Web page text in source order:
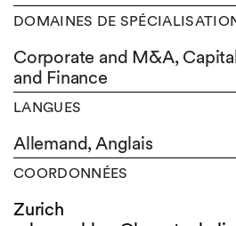
DOMAINES DE
Corporate and M&A,
and Finance
LANGUES
Allemand,Anglais
COORDONNÉES
Zurich